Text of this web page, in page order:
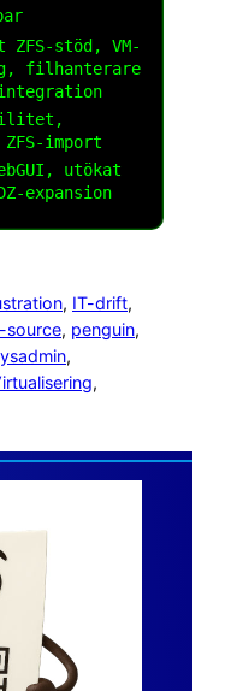
stöd, VM-
filhanterare
import
utökat
expansion
, IT-drift
source, penguin